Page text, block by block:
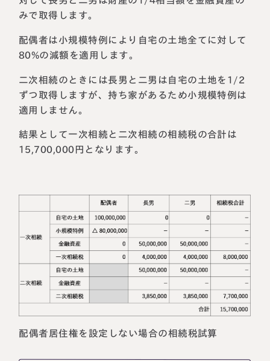
みで取得します。
配偶者は小規模特例により自宅の土地全てに対して
80%の減額を適用します。
二次相続のときには長男と二男は自宅の土地を1/2
ずつ取得しますが、持ち家があるため小規模特例は
適用しません。
結果として一次相続と二次相続の相続税の合計は
15,700,000円となります。
配偶者居住権を設定しない場合の相続税試算